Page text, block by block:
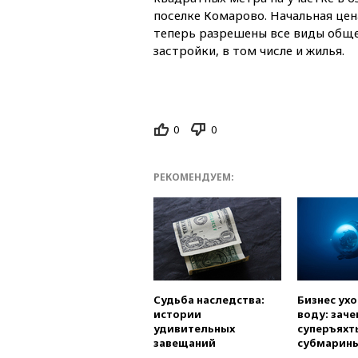
поселке Комарово. Начальная
теперь разрешены все виды
застройки, в том числе и жилья.
0 0
РЕКОМЕНДУЕМ:
Судьба наследства:
истории
удивительных
завещаний
Бизнес
воду: